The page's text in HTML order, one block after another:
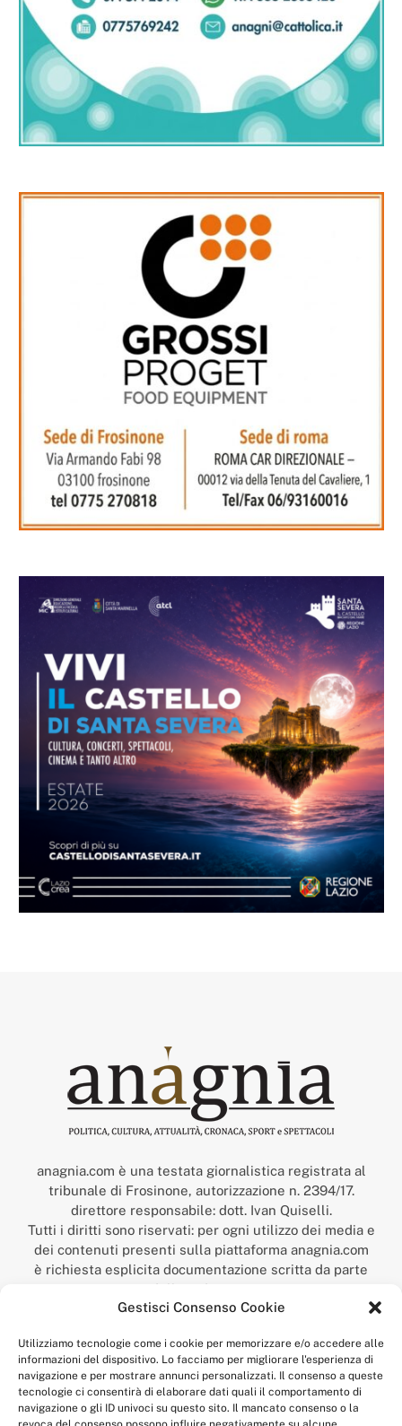
Gestisci Consenso Cookie
Utilizziamo tecnologie come i cookie per memorizzare e/o accedere alle
informazioni del dispositivo. Lo facciamo per migliorare l'esperienza di
navigazione e per mostrare annunci personalizzati. Il consenso a queste
tecnologie ci consentirà di elaborare dati quali il comportamento di
navigazione o gli ID univoci su questo sito. Il mancato consenso o la
anagnia.com è una testata giornalistica registrata al
tribunale di Frosinone, autorizzazione n. 2394/17.
direttore responsabile: dott. Ivan Quiselli.
Tutti i diritti sono riservati: per ogni utilizzo dei media e
dei contenuti presenti sulla piattaforma anagnia.com
è richiesta esplicita documentazione scritta da parte
della redazione.
“Anagnia” è un marchio registrato presso l’Ufficio Italiano
Economico,
num. registrazione: 302017000014044 del 9 febbraio 2017.
Per contatti:redazione@anagnia.com